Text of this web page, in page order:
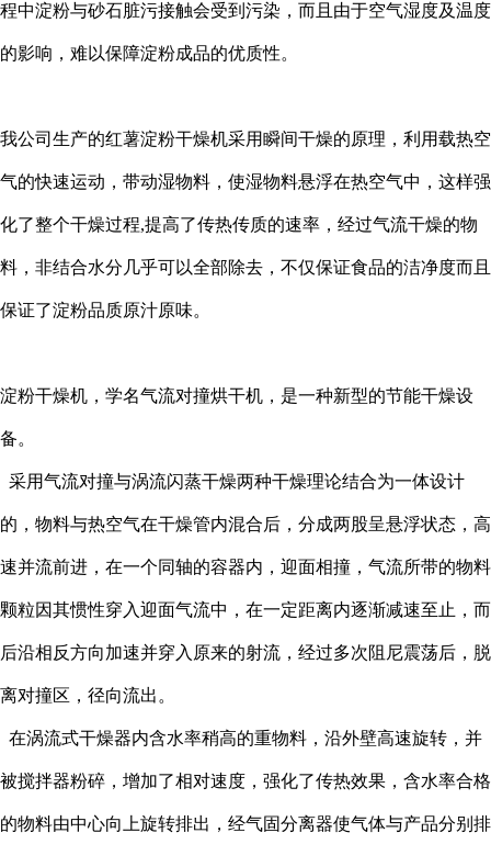
程中淀粉与砂石脏污接触会受到污染，而且由于空气湿度及温度
的影响，难以保障淀粉成品的优质性。
我公司生产的红薯淀粉干燥机采用瞬间干燥的原理，利用载热空
气的快速运动，带动湿物料，使湿物料悬浮在热空气中，这样强
化了整个干燥过程,提高了传热传质的速率，经过气流干燥的物
料，非结合水分几乎可以全部除去，不仅保证食品的洁净度而且
保证了淀粉品质原汁原味。
淀粉干燥机，学名气流对撞烘干机，是一种新型的节能干燥设
备。
采用气流对撞与涡流闪蒸干燥两种干燥理论结合为一体设计
的，物料与热空气在干燥管内混合后，分成两股呈悬浮状态，高
速并流前进，在一个同轴的容器内，迎面相撞，气流所带的物料
颗粒因其惯性穿入迎面气流中，在一定距离内逐渐减速至止，而
后沿相反方向加速并穿入原来的射流，经过多次阻尼震荡后，脱
离对撞区，径向流出。
在涡流式干燥器内含水率稍高的重物料，沿外壁高速旋转，并
被搅拌器粉碎，增加了相对速度，强化了传热效果，含水率合格
的物料由中心向上旋转排出，经气固分离器使气体与产品分别排